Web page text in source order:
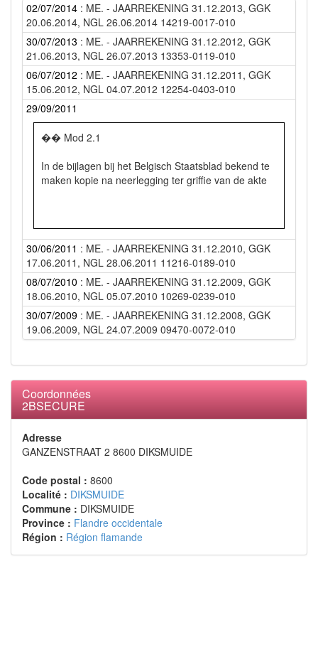
02/07/2014 : ME. - JAARREKENING 31.12.2013, GGK
20.06.2014, NGL 26.06.2014 14219-0017-010
30/07/2013 : ME. - JAARREKENING 31.12.2012, GGK
21.06.2013, NGL 26.07.2013 13353-0119-010
06/07/2012 : ME. - JAARREKENING 31.12.2011, GGK
15.06.2012, NGL 04.07.2012 12254-0403-010
29/09/2011
�� Mod 2.1
In de bijlagen bij het Belgisch Staatsblad bekend te
maken kopie na neerlegging ter griffie van de akte
Op de laatste blz. van Luik B vermelden : Recto :
Naam en hoedanigheid van de instrumenterende
notaris, hetzij van de perso(o)n(en) bevoegd de
rechtspersoon ten aanzien van derden te
vertegenwoordigen
Verso : Naam en handtekening
1
V, be hi
aai
MONDIIR~�RTI�NLG~
2119- 2G1
30/06/2011 : ME. - JAARREKENING 31.12.2010, GGK
17.06.2011, NGL 28.06.2011 11216-0189-010
08/07/2010 : ME. - JAARREKENING 31.12.2009, GGK
18.06.2010, NGL 05.07.2010 10269-0239-010
30/07/2009 : ME. - JAARREKENING 31.12.2008, GGK
19.06.2009, NGL 24.07.2009 09470-0072-010
Coordonnées
2BSECURE
Adresse
GANZENSTRAAT 2 8600 DIKSMUIDE
Code postal : 8600
Localité : DIKSMUIDE
Commune : DIKSMUIDE
Province : Flandre occidentale
Région : Région flamande